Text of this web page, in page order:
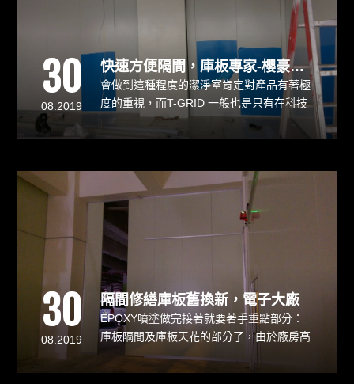
30
08.2019
快速方便隔間，庫板專家-櫻豪實業
會做到這種程度的潔淨室肯定對產品有著極
度的重視，而T-GRID 一般也是只有在科技
大廠才會有的施工項目，由此可見倍疆科技
對於品質的要求甚高，了解這一點後我們櫻
重任交託在我們手上，這次櫻豪實業庫板專
業團隊依然秉持著「服務迅速」與「高品質
要求」達到業主所交託的任務。
30
08.2019
隔間修繕庫板舊換新，電子大廠
EPOXY噴塗做完接著就要著手重點部分：
庫板隔間及庫板天花的部分了，由於廠房高
度將近七米，在施作上稍微麻煩一點，完成
了庫板隔間及庫板天花後就要再進行